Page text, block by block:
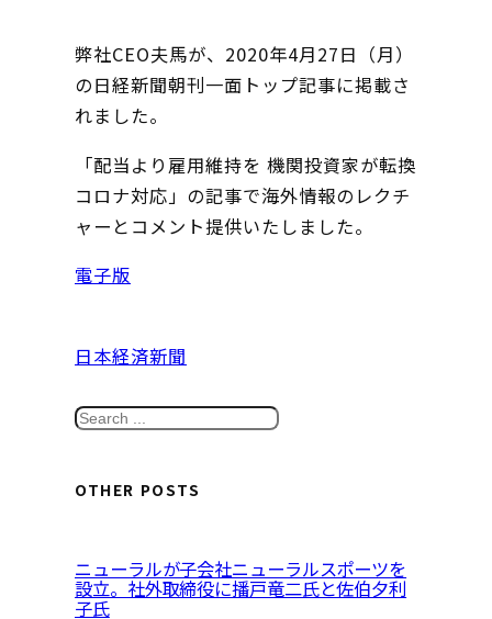
弊社CEO夫馬が、2020年4月27日（月）
の日経新聞朝刊一面トップ記事に掲載さ
れました。
「配当より雇用維持を 機関投資家が転換
コロナ対応」の記事で海外情報のレクチ
ャーとコメント提供いたしました。
電子版
日本経済新聞
S
a
h
OTHER POSTS
ニューラルが子会社ニューラルスポーツを
設立。社外取締役に播戸竜二氏と佐伯夕利
子氏